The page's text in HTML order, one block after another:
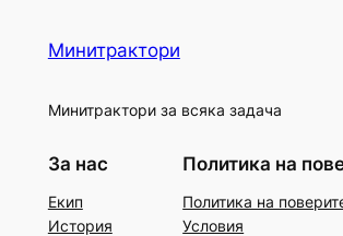
Минитрактори
Минитрактори за всяка задача
За нас
Екип
История
Политика на
Политика на
Условия